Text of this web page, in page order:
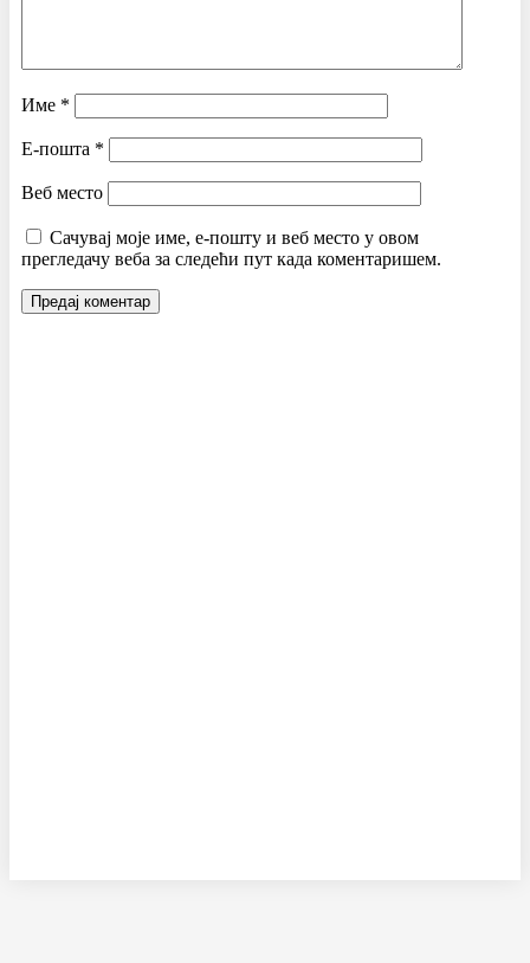
Име *
Е-пошта *
Веб место
Сачувај моје име, е-пошту и веб место у овом
прегледачу веба за следећи пут када коментаришем.